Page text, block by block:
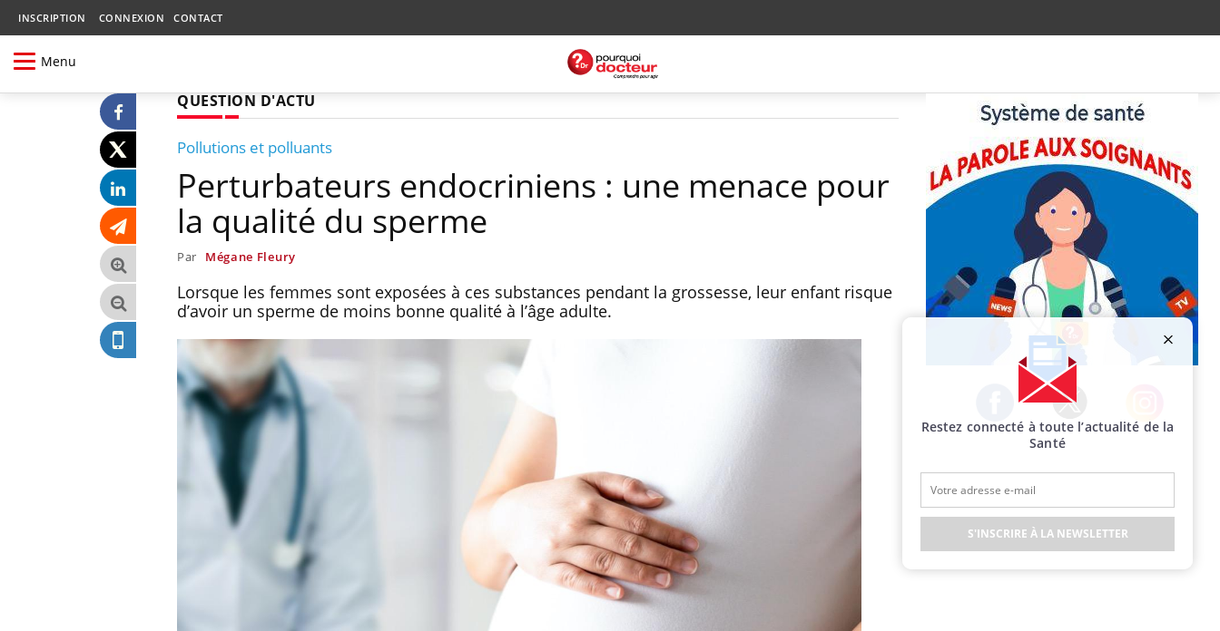
INSCRIPTION CONNEXION CONTACT
Menu
QUESTION D'ACTU
Pollutions et polluants
Perturbateurs endocriniens : une menace pour
la qualité du sperme
Par Mégane Fleury
Lorsque les femmes sont exposées à ces substances pendant la grossesse, leur enfant risque
d’avoir un sperme de moins bonne qualité à l’âge adulte.
Facebook Twitter Instagram
Restez connecté à toute l’actualité de la
Santé
S'INSCRIRE À LA NEWSLETTER